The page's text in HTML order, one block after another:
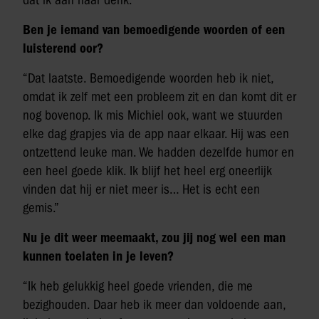
Ben je iemand van bemoedigende woorden of een
luisterend oor?
“Dat laatste. Bemoedigende woorden heb ik niet,
omdat ik zelf met een probleem zit en dan komt dit er
nog bovenop. Ik mis Michiel ook, want we stuurden
elke dag grapjes via de app naar elkaar. Hij was een
ontzettend leuke man. We hadden dezelfde humor en
een heel goede klik. Ik blijf het heel erg oneerlijk
vinden dat hij er niet meer is… Het is echt een
gemis.”
Nu je dit weer meemaakt, zou jij nog wel een man
kunnen toelaten in je leven?
“Ik heb gelukkig heel goede vrienden, die me
bezighouden. Daar heb ik meer dan voldoende aan,